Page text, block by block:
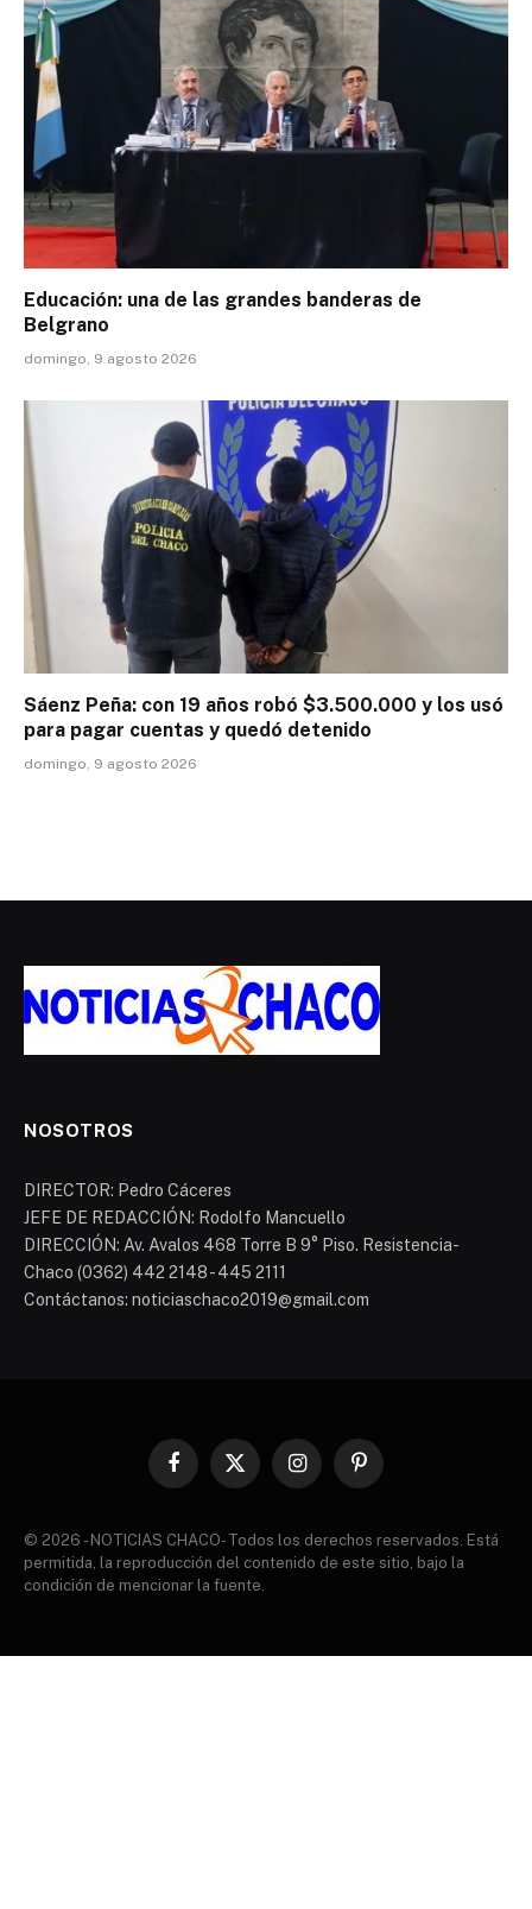
Educación: una de las grandes banderas de
Belgrano
domingo, 9 agosto 2026
Sáenz Peña: con 19 años robó $3.500.000 y los usó
para pagar cuentas y quedó detenido
domingo, 9 agosto 2026
NOSOTROS
DIRECTOR: Pedro Cáceres
JEFE DE REDACCIÓN: Rodolfo Mancuello
DIRECCIÓN: Av. Avalos 468 Torre B 9° Piso. Resistencia-
Chaco (0362) 442 2148 - 445 2111
Contáctanos: noticiaschaco2019@gmail.com
Facebook
X
InstagramPinterest
© 2026 - NOTICIAS CHACO- Todos los derechos reservados. Está
permitida, la reproducción del contenido de este sitio, bajo la
condición de mencionar la fuente.